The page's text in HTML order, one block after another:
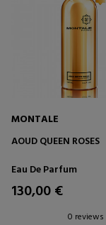
MONTALE
AOUD QUEEN ROSES
Eau De Parfum
130,00 €
0 reviews